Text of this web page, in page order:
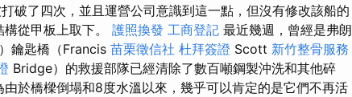
破了四次，並且運營公司意識到這一點，但沒有修改該船的
從甲板上取下。 護照換發 工商登記 最近幾週，曾經是弗朗
鑰匙橋（Francis 苗栗徵信社 杜拜簽證 Scott 新竹整骨服務
Bridge）的救援部隊已經清除了數百噸鋼製沖洗和其他碎
於橋樑倒塌和8度水溫以來，幾乎可以肯定的是它們不再活